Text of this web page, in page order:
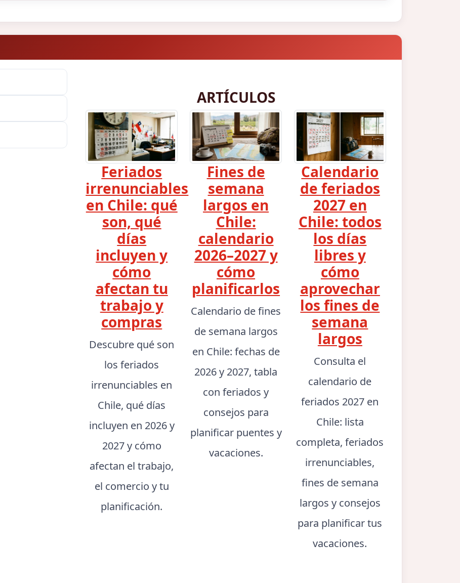
ARTÍCULOS
Feriados
irrenunciables
en Chile: qué
son, qué
días
incluyen y
cómo
afectan tu
trabajo y
compras
Descubre qué son
los feriados
irrenunciables en
Chile, qué días
incluyen en 2026 y
2027 y cómo
afectan el trabajo,
el comercio y tu
planificación.
Fines de
semana
largos en
Chile:
calendario
2026–2027 y
cómo
planificarlos
Calendario de fines
de semana largos
en Chile: fechas de
2026 y 2027, tabla
con feriados y
consejos para
planificar puentes y
vacaciones.
Calendario
de feriados
2027 en
Chile: todos
los días
libres y
cómo
aprovechar
los fines de
semana
largos
Consulta el
calendario de
feriados 2027 en
Chile: lista
completa, feriados
irrenunciables,
fines de semana
largos y consejos
para planificar tus
vacaciones.